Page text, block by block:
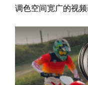
调色空间宽广的视频